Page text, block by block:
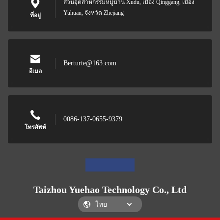
ที่อยู่
สวนอุตสาหกรรมหมู่บ้าน Xudu, เมือง Qinggang, เมือง
Yuhuan, จังหวัด Zhejiang
อีเมล
Berturte@163.com
โทรศัพท์
0086-137-0655-9379
Taizhou Yuehao Technology Co., Ltd